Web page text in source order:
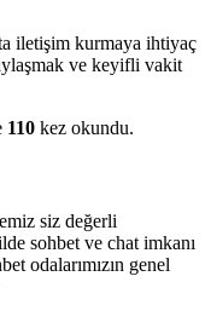
iletişim kurmaya ihtiyaç
ve keyifli vakit
110 kez okundu.
siz değerli
sohbet ve chat imkanı
odalarımızın genel